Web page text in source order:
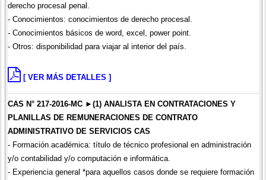
derecho procesal penal.
- Conocimientos: conocimientos de derecho procesal.
- Conocimientos básicos de word, excel, power point.
- Otros: disponibilidad para viajar al interior del país.
[ VER MÁS DETALLES ]
CAS N° 217-2016-MC ►(1) ANALISTA EN CONTRATACIONES Y
PLANILLAS DE REMUNERACIONES DE CONTRATO
ADMINISTRATIVO DE SERVICIOS CAS
- Formación académica: título de técnico profesional en administración
y/o contabilidad y/o computación e informática.
- Experiencia general *para aquellos casos donde se requiere formación